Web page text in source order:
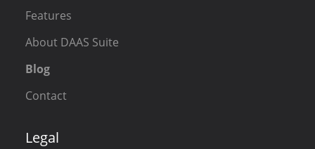
Features
About DAAS Suite
Blog
Contact
Legal